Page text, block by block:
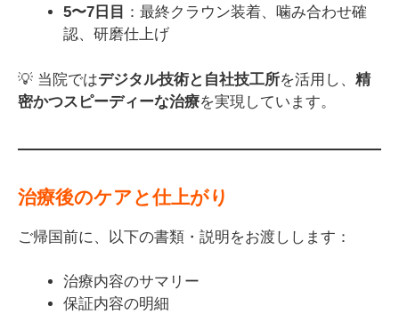
5〜7日目 ：最終クラウン装着、噛み合わせ確
認、研磨仕上げ
💡 当院ではデジタル技術と自社技工所を活用し、 精
密かつスピーディーな治療を実現しています。
治療後のケアと仕上がり
ご帰国前に、以下の書類・説明をお渡しします：
治療内容のサマリー
保証内容の明細